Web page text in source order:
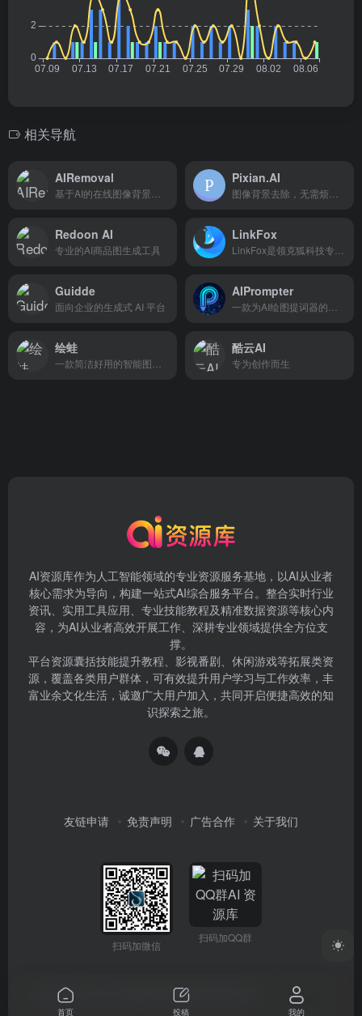
相关导航
AIRemoval
基于AI的在线图像背景去除工具
Pixian.AI
图像背景去除，无需烦人的登录注册。
Redoon AI
专业的AI商品图生成工具
LinkFox
LinkFox是领克狐科技专为跨境电商提供的AI工具，为跨境卖家提供AI模特/商品图模特/AI穿衣/换脸以及各种做图/场景图/商品视频等AI工具服务，为中国百万跨境卖家降本增效。
Guidde
面向企业的生成式 AI 平台
AIPrompter
一款为AI绘图提词器的浏览器插件
绘蛙
一款简洁好用的智能图片、文案创作平台
酷云AI
专为创作而生
AI资源库作为人工智能领域的专业资源服务基地，以AI从业者
核心需求为导向，构建一站式AI综合服务平台。整合实时行业
资讯、实用工具应用、专业技能教程及精准数据资源等核心内
容，为AI从业者高效开展工作、深耕专业领域提供全方位支
撑。
平台资源囊括技能提升教程、影视番剧、休闲游戏等拓展类资
源，覆盖各类用户群体，可有效提升用户学习与工作效率，丰
富业余文化生活，诚邀广大用户加入，共同开启便捷高效的知
识探索之旅。
友链申请 免责声明 广告合作 关于我们
扫码加微信
扫码加QQ群
Copyright © 2026 蜀ICP备2024063472号
首页 投稿 我的